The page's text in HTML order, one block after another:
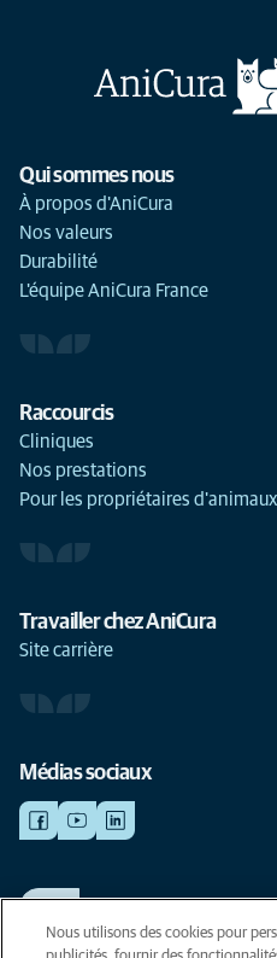
Qui sommes nous
À propos d'AniCura
Nos valeurs
Durabilité
L'équipe AniCura France
Raccourcis
Cliniques
Nos prestations
Pour les propriétaires d'animaux
Travailler chez AniCura
Site carrière
Médias sociaux
Voir nos offres d'emploi
Nous utilisons des cookies pour